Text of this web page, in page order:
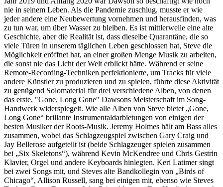
nie in seinem Leben. Als die Pandemie zuschlug, musste er wie
jeder andere eine Neubewertung vornehmen und herausfinden, was
zu tun war, um über Wasser zu bleiben. Es ist mittlerweile eine alte
Geschichte, aber die Realität ist, dass dieselbe Quarantäne, die so
viele Türen in unserem täglichen Leben geschlossen hat, Steve die
Möglichkeit eröffnet hat, an einer großen Menge Musik zu arbeiten,
die sonst nie das Licht der Welt erblickt hätte. Während er seine
Remote-Recording-Techniken perfektionierte, um Tracks für viele
andere Künstler zu produzieren und zu spielen, führte diese Aktivität
zu genügend Solomaterial für drei verschiedene Alben, von denen
das erste, "Gone, Long Gone" Dawsons Meisterschaft im Song-
Handwerk widerspiegelt. Wie alle Alben von Steve bietet „Gone,
Long Gone“ brillante Instrumentaldarbietungen von einigen der
besten Musiker der Roots-Musik. Jeremy Holmes hält am Bass alles
zusammen, wobei das Schlagzeugspiel zwischen Gary Craig und
Jay Bellerose aufgeteilt ist (beide Schlagzeuger spielen zusammen
bei „Six Skeletons“), während Kevin McKendree und Chris Gestrin
Klavier, Orgel und andere Keyboards hinlegten. Keri Latimer singt
bei zwei Songs mit, und Steves alte Bandkollegin von „Birds of
Chicago“, Allison Russell, sang bei einigen mit, ebenso wie Steves